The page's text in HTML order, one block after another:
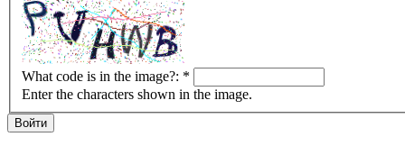
What code is in the image?: *
Enter the characters shown in the image.